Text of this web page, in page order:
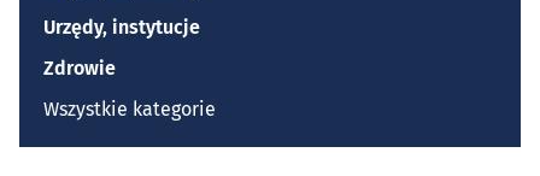
Urzędy, instytucje
Zdrowie
Wszystkie kategorie